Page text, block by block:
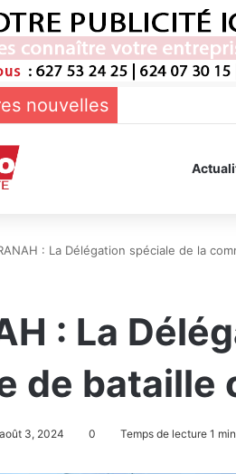
nouvelles
: La Délégation spéciale de la
: La
de
août 3, 2024 0 Temps de lecture 1